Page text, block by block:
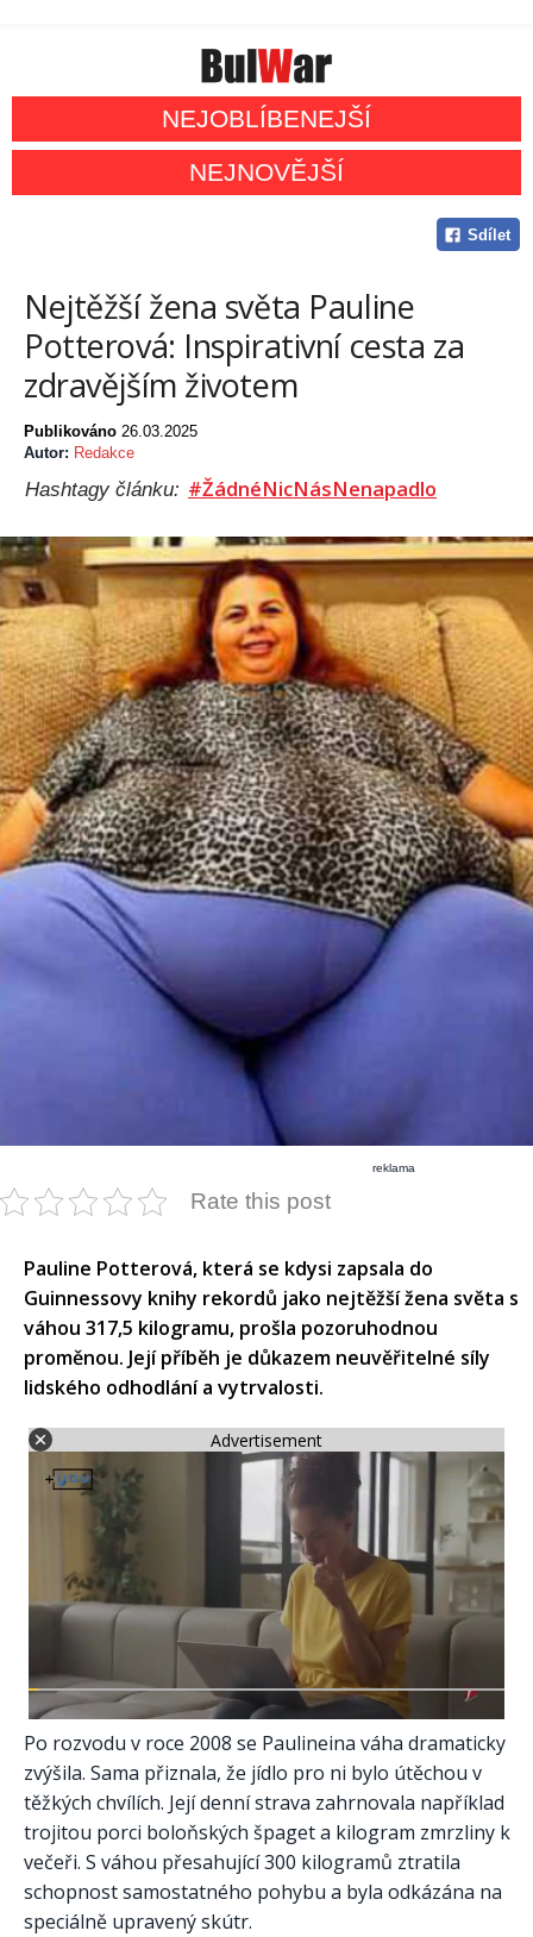
NEJOBLÍBENEJŠÍ
NEJNOVĚJŠÍ
Sdílet
Nejtěžší žena světa Pauline
Potterová: Inspirativní cesta za
zdravějším životem
Publikováno 26.03.2025
Autor: Redakce
Hashtagy článku: #ŽádnéNicNásNenapadlo
reklama
Rate this post
Pauline Potterová, která se kdysi zapsala do
Guinnessovy knihy rekordů jako nejtěžší žena světa s
váhou 317,5 kilogramu, prošla pozoruhodnou
proměnou. Její příběh je důkazem neuvěřitelné síly
lidského odhodlání a vytrvalosti.
Advertisement
Po rozvodu v roce 2008 se Paulineina váha dramaticky
zvýšila. Sama přiznala, že jídlo pro ni bylo útěchou v
těžkých chvílích. Její denní strava zahrnovala například
trojitou porci boloňských špaget a kilogram zmrzliny k
večeři. S váhou přesahující 300 kilogramů ztratila
schopnost samostatného pohybu a byla odkázána na
speciálně upravený skútr.